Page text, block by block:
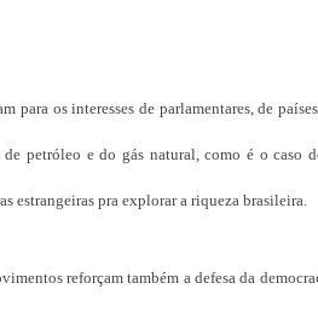
para os interesses de parlamentares, de
petróleo e do gás natural, como é o caso
estrangeiras pra explorar a riqueza brasileira.
reforçam também a defesa da